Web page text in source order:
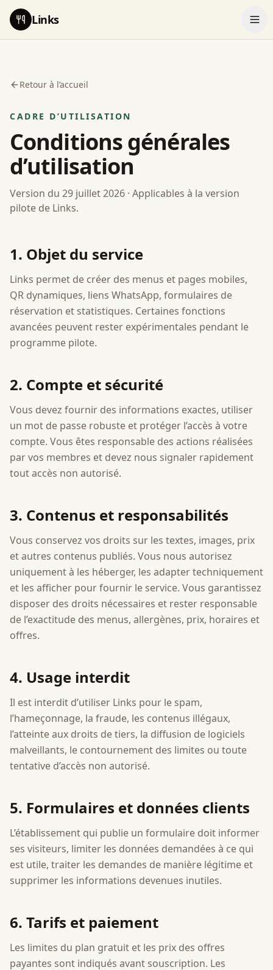
Aller au contenu
Links
Retour à l’accueil
CADRE D’UTILISATION
Conditions générales
d’utilisation
Version du 29 juillet 2026 · Applicables à la version
pilote de Links.
1. Objet du service
Links permet de créer des menus et pages mobiles,
QR dynamiques, liens WhatsApp, formulaires de
réservation et statistiques. Certaines fonctions
avancées peuvent rester expérimentales pendant le
programme pilote.
2. Compte et sécurité
Vous devez fournir des informations exactes, utiliser
un mot de passe robuste et protéger l’accès à votre
compte. Vous êtes responsable des actions réalisées
par vos membres et devez nous signaler rapidement
tout accès non autorisé.
3. Contenus et responsabilités
Vous conservez vos droits sur les textes, images, prix
et autres contenus publiés. Vous nous autorisez
uniquement à les héberger, les adapter techniquement
et les afficher pour fournir le service. Vous garantissez
disposer des droits nécessaires et rester responsable
de l’exactitude des menus, allergènes, prix, horaires et
offres.
4. Usage interdit
Il est interdit d’utiliser Links pour le spam,
l’hameçonnage, la fraude, les contenus illégaux,
l’atteinte aux droits de tiers, la diffusion de logiciels
malveillants, le contournement des limites ou toute
tentative d’accès non autorisé.
5. Formulaires et données clients
L’établissement qui publie un formulaire doit informer
ses visiteurs, limiter les données demandées à ce qui
est utile, traiter les demandes de manière légitime et
supprimer les informations devenues inutiles.
6. Tarifs et paiement
Les limites du plan gratuit et les prix des offres
payantes sont indiqués avant souscription. Les